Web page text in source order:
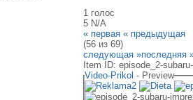
1 голос
5 N/A
« первая « предыдущая
(56 из 69)
следующая »последняя
Item ID: episode_2-
Video-Prikol - Preview